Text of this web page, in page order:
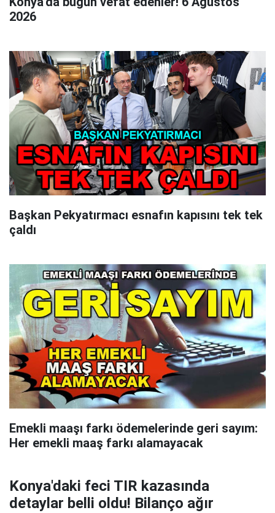
2026
Başkan Pekyatırmacı esnafın kapısını tek tek
çaldı
Emekli maaşı farkı ödemelerinde geri sayım:
Her emekli maaş farkı alamayacak
Konya'daki feci TIR kazasında
detaylar belli oldu! Bilanço ağır